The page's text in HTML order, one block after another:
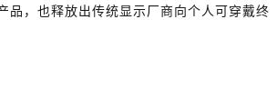
，也释放出传统显示厂商向个人可穿戴终